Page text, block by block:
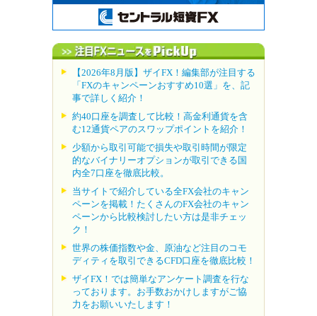
【2026年8月版】ザイFX！編集部が注目する
「FXのキャンペーンおすすめ10選」を、記
事で詳しく紹介！
約40口座を調査して比較！高金利通貨を含
む12通貨ペアのスワップポイントを紹介！
少額から取引可能で損失や取引時間が限定
的なバイナリーオプションが取引できる国
内全7口座を徹底比較。
当サイトで紹介している全FX会社のキャン
ペーンを掲載！たくさんのFX会社のキャン
ペーンから比較検討したい方は是非チェッ
ク！
世界の株価指数や金、原油など注目のコモ
ディティを取引できるCFD口座を徹底比較！
ザイFX！では簡単なアンケート調査を行な
っております。お手数おかけしますがご協
力をお願いいたします！